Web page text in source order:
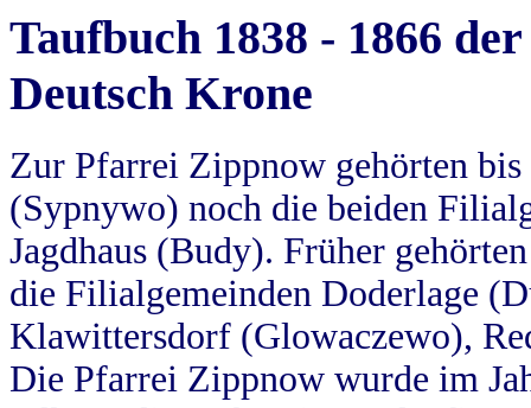
Taufbuch 1838 - 1866
Deutsch Krone
Zur Pfarrei Zippnow gehörten
(Sypnywo) noch die beiden
Jagdhaus (Budy). Früher
die Filialgemeinden Doderlage
Klawittersdorf (Glowaczewo),
Die Pfarrei Zippnow wurde im